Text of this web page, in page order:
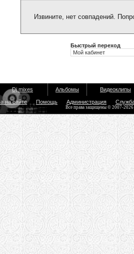
Извините, нет совпадений.
Быстрый переход
Dj mixes Альбомы Видеоклипы
на сайте Помощь Администрация
Все права защищены © 2007-